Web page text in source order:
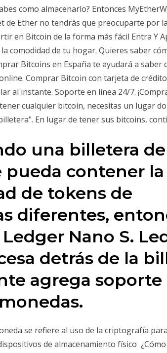
como almacenarlo? Entonces
de Ether no tendrás que preocuparte por
en Bitcoin de la forma más fácil Entra Y
comodidad de tu hogar. Quieres saber
Bitcoins en España te ayudará a saber
Comprar Bitcoin con tarjeta de
al instante. Soporte en línea 24/7.
cualquier bitcoin, necesitas un lugar
En lugar de tener sus bitcoins,
una billetera de
pueda contener la
de tokens de
diferentes,
Nano S.
detrás de la
agrega soporte
se refiere al uso de la criptografía
de almacenamiento físico